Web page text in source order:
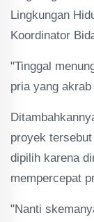
Lingkungan
Koordinator
"Tinggal
pria yang
proyek
dipilih karena
mempercepat
"Nanti